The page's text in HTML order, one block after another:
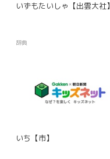
いずもたいしゃ【出雲大社】
辞典
いち【市】